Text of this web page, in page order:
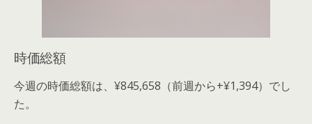
時価総額
今週の時価総額は、¥845,658（前週から+¥1,394）でし
た。